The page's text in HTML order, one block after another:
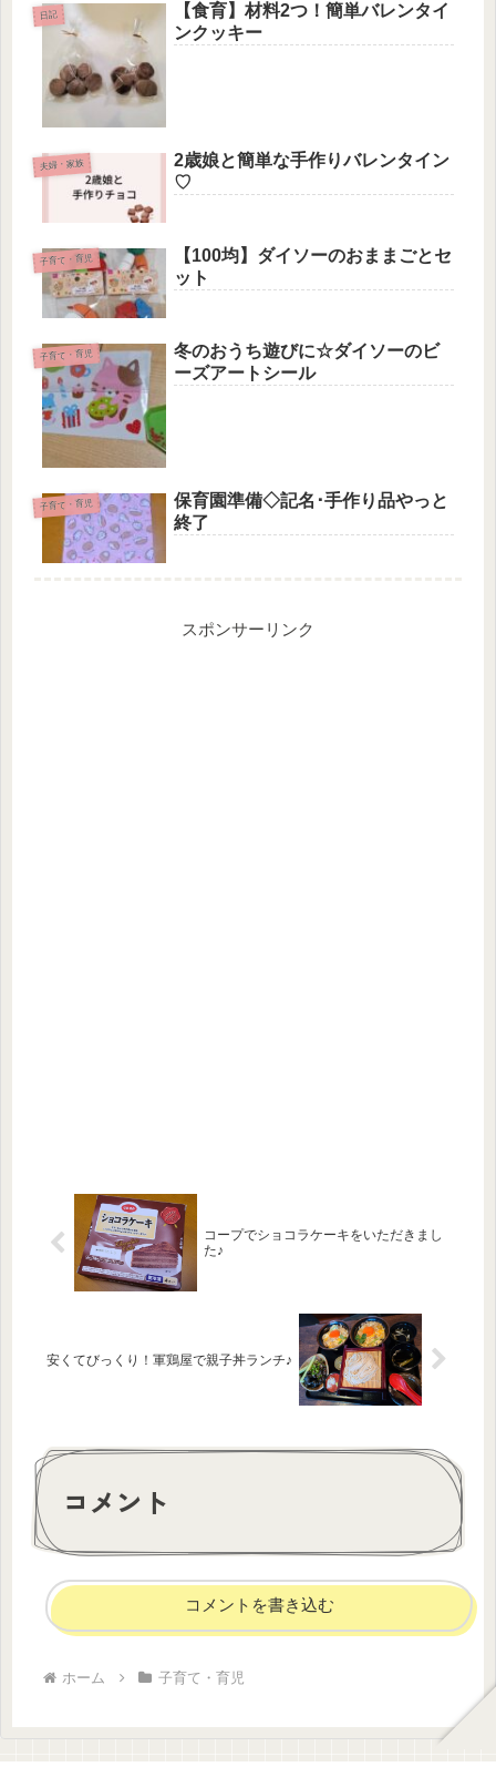
日記
【食育】材料2つ！簡単バレンタイ
ンクッキー
夫婦・家族
2歳娘と簡単な手作りバレンタイン
♡
子育て・育児
【100均】ダイソーのおままごとセ
ット
子育て・育児
冬のおうち遊びに☆ダイソーのビ
ーズアートシール
子育て・育児
保育園準備◇記名･手作り品やっと
終了
スポンサーリンク
コープでショコラケーキをいただきまし
た♪
安くてびっくり！軍鶏屋で親子丼ランチ♪
コメント
コメントを書き込む
ホーム 子育て・育児